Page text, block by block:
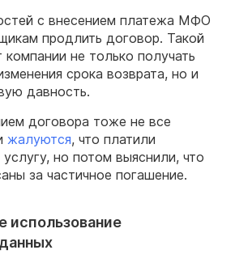
с внесением платежа МФО
продлить договор. Такой
не только получать
срока возврата, но и
давность.
договора тоже не все
жалуются, что платили
но потом выяснили, что
за частичное погашение.
использование